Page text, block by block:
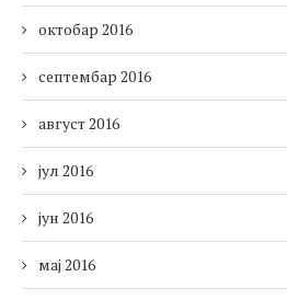
октобар 2016
септембар 2016
август 2016
јул 2016
јун 2016
мај 2016